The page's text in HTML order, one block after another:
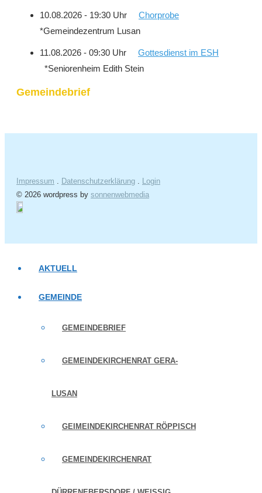
10.08.2026 - 19:30 Uhr Chorprobe
*Gemeindezentrum Lusan
11.08.2026 - 09:30 Uhr Gottesdienst im ESH
*Seniorenheim Edith Stein
Gemeindebrief
Impressum . Datenschutzerklärung . Login
© 2026 wordpress by sonnenwebmedia
AKTUELL
GEMEINDE
GEMEINDEBRIEF
GEMEINDEKIRCHENRAT GERA-
LUSAN
GEIMEINDEKIRCHENRAT RÖPPISCH
GEMEINDEKIRCHENRAT